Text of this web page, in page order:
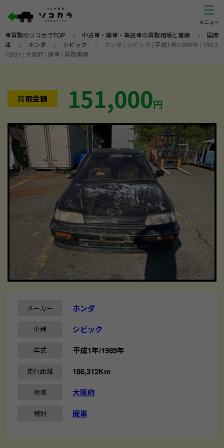
車買取のソコカラTOP > 中古車・廃車・事故車の買取相場と実績 > 国産
車 > ホンダ > シビック >
ホンダ | シビック | 平成1年/1989年 | 186,3
12Km | 大阪府 | 廃車 | 買取実績
買取金額 151,000円
メーカー ホンダ
車種 シビック
年式 平成1年/1989年
走行距離 186,312Km
地域 大阪府
種別 廃車